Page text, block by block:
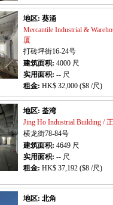
地区: 葵涌
Mercantile Industrial &
厦
打砖坪街16-24号
建筑面积: 4000 尺
实用面积: -- 尺
租金: HK$ 32,000 ($8 /尺)
地区: 荃湾
Jing Ho Industrial Building /
横龙街78-84号
建筑面积: 4649 尺
实用面积: -- 尺
租金: HK$ 37,192 ($8 /尺)
地区: 北角